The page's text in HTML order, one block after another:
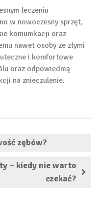
leczeniu
w nowoczesny sprzęt,
komunikacji oraz
nawet osoby ze złymi
i komfortowe
oraz odpowiednią
na znieczulenie.
zębów?
– kiedy nie warto
czekać?